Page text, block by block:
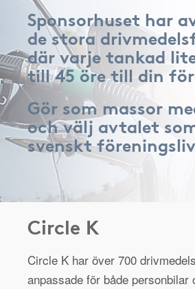
Sponsorhuset har
de stora
där varje tankad
till 45 öre till din
Gör som massor
och välj avtalet
svenskt
Circle K
Circle K har över 700
anpassade för både personbilar